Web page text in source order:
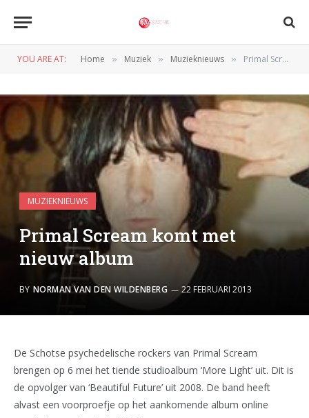
YOU ARE AT: Home » Muziek » Muzieknieuws » Primal Scream komt met nieuw album
MUZIEKNIEUWS
Primal Scream komt met
nieuw album
BY NORMAN VAN DEN WILDENBERG 22 FEBRUARI 2013
De Schotse psychedelische rockers van Primal Scream
brengen op 6 mei het tiende studioalbum ‘More Light’ uit. Dit is
de opvolger van ‘Beautiful Future’ uit 2008. De band heeft
alvast een voorproefje op het aankomende album online